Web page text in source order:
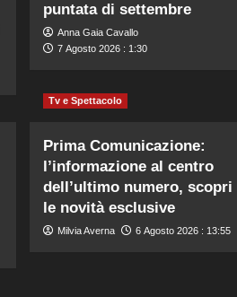
puntata di settembre
Anna Gaia Cavallo
7 Agosto 2026 : 1:30
Tv e Spettacolo
Prima Comunicazione:
l’informazione al centro
dell’ultimo numero, scopri
le novità esclusive
Milvia Averna 6 Agosto 2026 : 13:55